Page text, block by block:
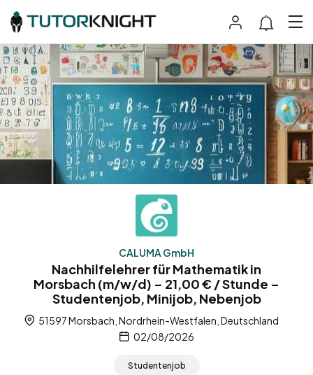
CALUMA GmbH
Nachhilfelehrer für Mathematik in
Morsbach (m/w/d) – 21,00 € / Stunde –
Studentenjob, Minijob, Nebenjob
51597 Morsbach, Nordrhein-Westfalen, Deutschland
02/08/2026
Studentenjob